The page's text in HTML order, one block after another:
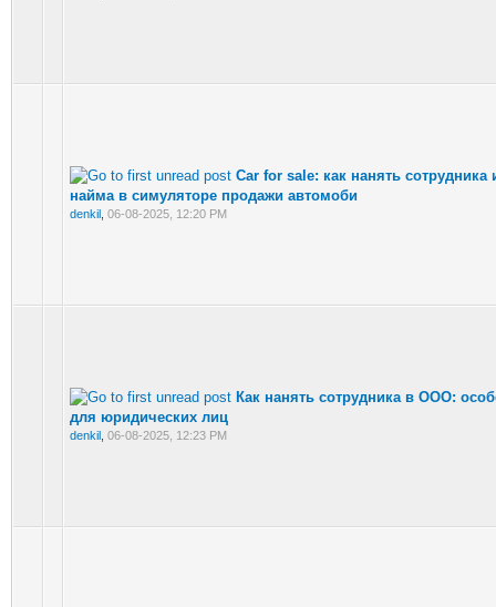
Car for sale: как нанять сотрудника
найма в симуляторе продажи автомоби
denkil 06-08-2025, 12:20 PM
Как нанять сотрудника в ООО:
для юридических лиц
denkil 06-08-2025, 12:23 PM